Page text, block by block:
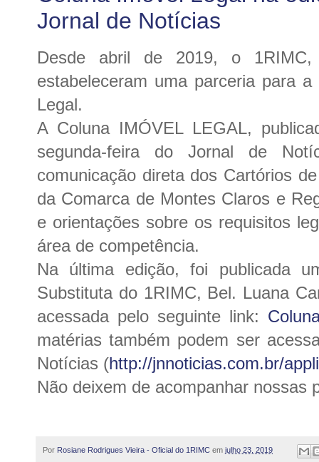
Jornal de Notícias
Desde abril de 2019, o
estabeleceram uma parceria para
Legal.
A Coluna IMÓVEL LEGAL,
segunda-feira do Jornal de
comunicação direta dos Cartórios
da Comarca de Montes Claros e
e orientações sobre os requisitos
área de competência.
Na última edição, foi publicada
Substituta do 1RIMC, Bel. Luana
acessada pelo seguinte link:
matérias também podem ser
Notícias (http://jnnoticias.com.br/
Não deixem de acompanhar nossas
Por Rosiane Rodrigues Vieira - Oficial do 1RIMC em julho 23, 2019